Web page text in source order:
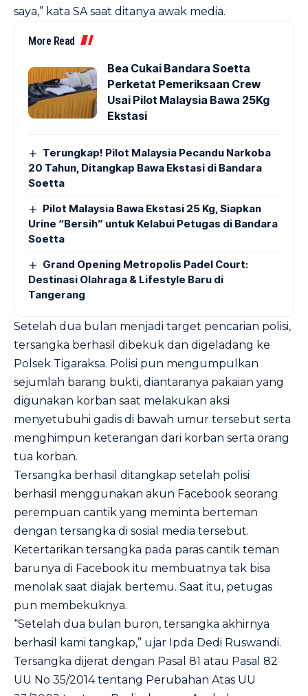
saya,” kata SA saat ditanya awak media.
More Read
Bea Cukai Bandara Soetta
Perketat Pemeriksaan Crew
Usai Pilot Malaysia Bawa 25Kg
Ekstasi
Terungkap! Pilot Malaysia Pecandu Narkoba
20 Tahun, Ditangkap Bawa Ekstasi di Bandara
Soetta
Pilot Malaysia Bawa Ekstasi 25 Kg, Siapkan
Urine “Bersih” untuk Kelabui Petugas di Bandara
Soetta
Grand Opening Metropolis Padel Court:
Destinasi Olahraga & Lifestyle Baru di
Tangerang
Setelah dua bulan menjadi target pencarian polisi,
tersangka berhasil dibekuk dan digeladang ke
Polsek Tigaraksa. Polisi pun mengumpulkan
sejumlah barang bukti, diantaranya pakaian yang
digunakan korban saat melakukan aksi
menyetubuhi gadis di bawah umur tersebut serta
menghimpun keterangan dari korban serta orang
tua korban.
Tersangka berhasil ditangkap setelah polisi
berhasil menggunakan akun Facebook seorang
perempuan cantik yang meminta berteman
dengan tersangka di sosial media tersebut.
Ketertarikan tersangka pada paras cantik teman
barunya di Facebook itu membuatnya tak bisa
menolak saat diajak bertemu. Saat itu, petugas
pun membekuknya.
“Setelah dua bulan buron, tersangka akhirnya
berhasil kami tangkap,” ujar Ipda Dedi Ruswandi.
Tersangka dijerat dengan Pasal 81 atau Pasal 82
UU No 35/2014 tentang Perubahan Atas UU